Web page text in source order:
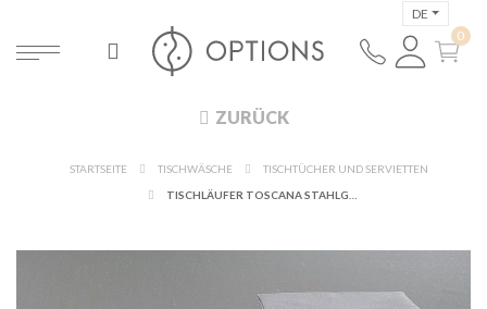
DE
ZURÜCK
STARTSEITE TISCHWÄSCHE
TISCHTÜCHER UND SERVIETTEN